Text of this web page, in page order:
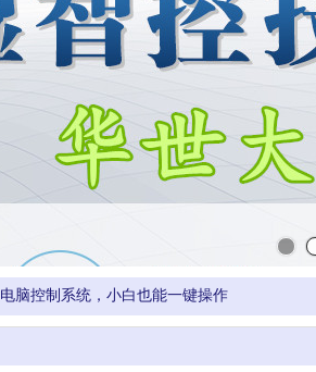
脑控制系统，小白也能一键操作